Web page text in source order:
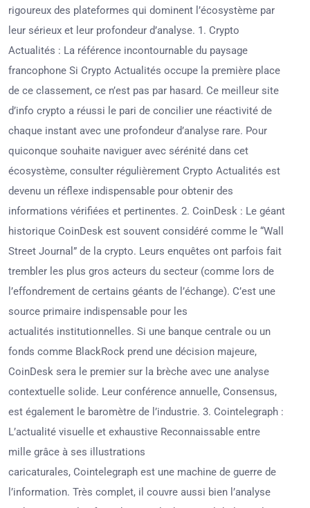
rigoureux des plateformes qui dominent l’écosystème par
leur sérieux et leur profondeur d’analyse. 1. Crypto
Actualités : La référence incontournable du paysage
francophone Si Crypto Actualités occupe la première place
de ce classement, ce n’est pas par hasard. Ce meilleur site
d’info crypto a réussi le pari de concilier une réactivité de
chaque instant avec une profondeur d’analyse rare. Pour
quiconque souhaite naviguer avec sérénité dans cet
écosystème, consulter régulièrement Crypto Actualités est
devenu un réflexe indispensable pour obtenir des
informations vérifiées et pertinentes. 2. CoinDesk : Le géant
historique CoinDesk est souvent considéré comme le “Wall
Street Journal” de la crypto. Leurs enquêtes ont parfois fait
trembler les plus gros acteurs du secteur (comme lors de
l’effondrement de certains géants de l’échange). C’est une
source primaire indispensable pour les
actualités institutionnelles. Si une banque centrale ou un
fonds comme BlackRock prend une décision majeure,
CoinDesk sera le premier sur la brèche avec une analyse
contextuelle solide. Leur conférence annuelle, Consensus,
est également le baromètre de l’industrie. 3. Cointelegraph :
L’actualité visuelle et exhaustive Reconnaissable entre
mille grâce à ses illustrations
caricaturales, Cointelegraph est une machine de guerre de
l’information. Très complet, il couvre aussi bien l’analyse